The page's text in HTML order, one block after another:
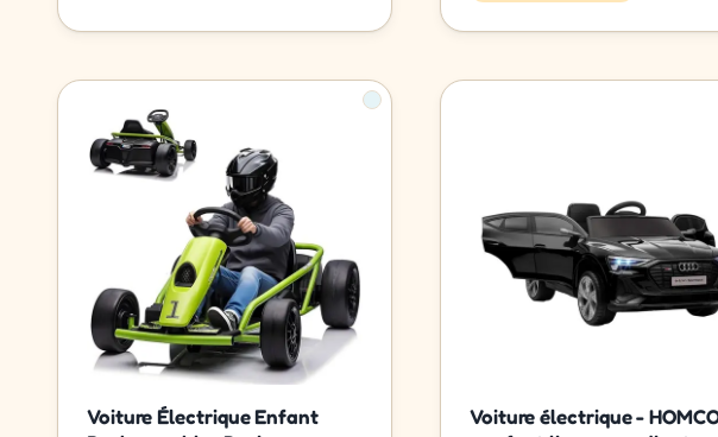
Voiture Électrique Enfant
Voiture électrique -